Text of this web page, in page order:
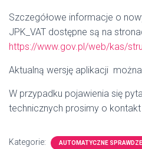
Szczegółowe informacje o
JPK_VAT dostępne są na
https://www.gov.pl/web/kas/
Aktualną wersję aplikacji
W przypadku pojawienia się
technicznych prosimy o
Kategorie: AUTOMATYCZNE